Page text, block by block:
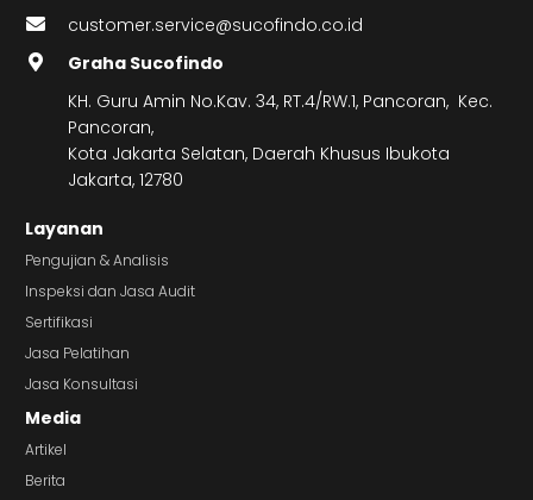
customer.service@sucofindo.co.id
Graha Sucofindo
KH. Guru Amin No.Kav. 34, RT.4/RW.1, Pancoran, Kec.
Pancoran,
Kota Jakarta Selatan, Daerah Khusus Ibukota
Jakarta, 12780
Layanan
Pengujian & Analisis
Inspeksi dan Jasa Audit
Sertifikasi
Jasa Pelatihan
Jasa Konsultasi
Media
Artikel
Berita